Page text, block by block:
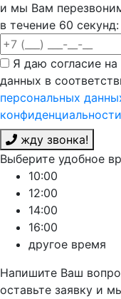
и мы Вам
в течение 60 секунд:
Я даю согласие
данных в
персональных
конфиденциальности
жду звонка!
Выберите удобное
10:00
12:00
14:00
16:00
другое время
Напишите Ваш
оставьте заявку и